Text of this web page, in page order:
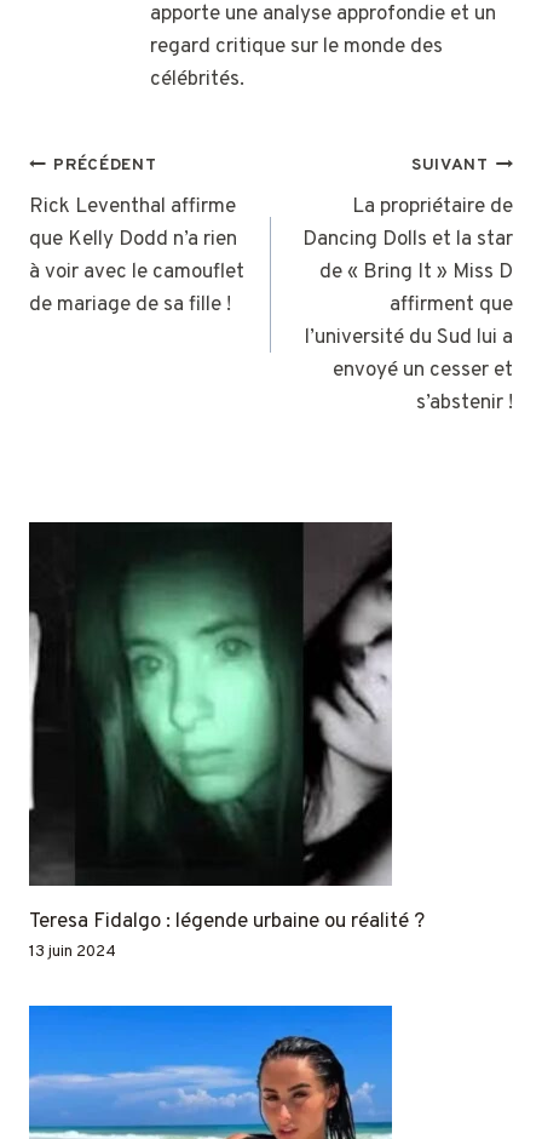
apporte une analyse approfondie et un
regard critique sur le monde des
célébrités.
NAVIGATION
DE
L’ARTICLE
PRÉCÉDENT
Rick Leventhal affirme
que Kelly Dodd n’a rien
à voir avec le camouflet
de mariage de sa fille !
SUIVANT
La propriétaire de
Dancing Dolls et la star
de « Bring It » Miss D
affirment que
l’université du Sud lui a
envoyé un cesser et
s’abstenir !
Teresa Fidalgo : légende urbaine ou réalité ?
13 juin 2024